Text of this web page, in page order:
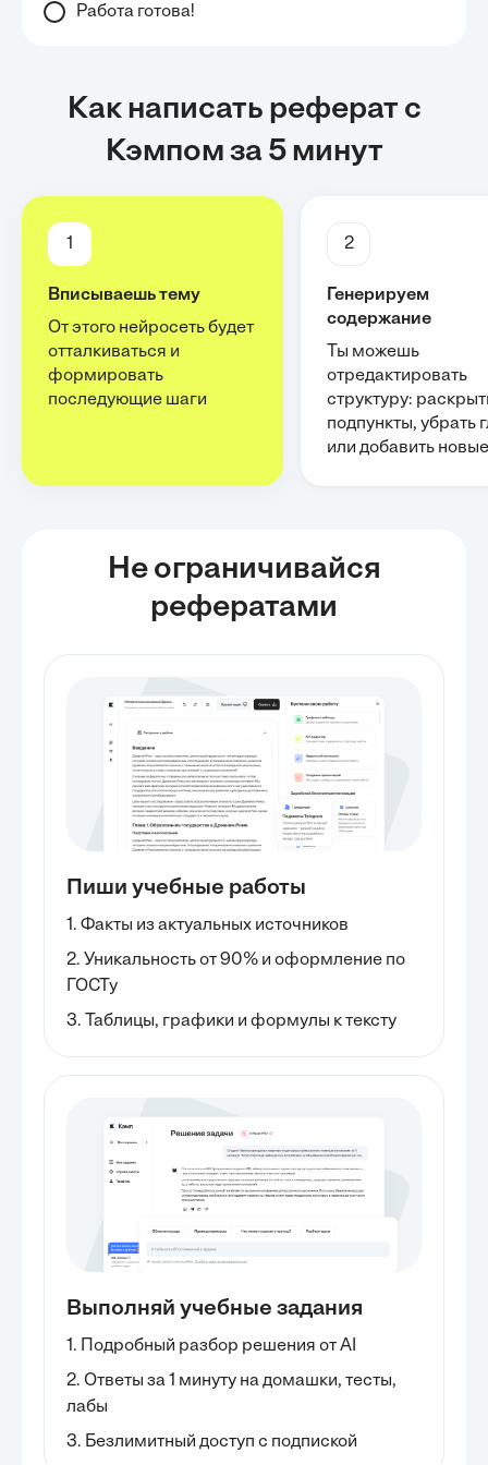
Работа готова!
Как написать реферат с
Кэмпом за 5 минут
1
Вписываешь тему
От этого нейросеть будет
отталкиваться и
формировать
последующие шаги
2
Генерируем
содержание
Ты можешь
отредактировать
структуру:
подпункты, убрать
или добавить новые
Не ограничивайся
рефератами
Пиши учебные работы
1. Факты из актуальных источников
2. Уникальность от 90% и оформление по
ГОСТу
3. Таблицы, графики и формулы к тексту
Выполняй учебные задания
1. Подробный разбор решения от AI
2. Ответы за 1 минуту на домашки, тесты,
лабы
3. Безлимитный доступ с подпиской